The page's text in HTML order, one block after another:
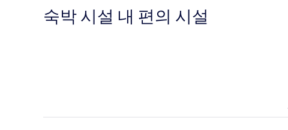
숙박 시설 내 편의 시설